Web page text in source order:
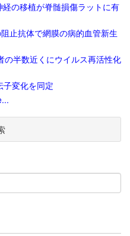
の移植が脊髄損傷ラットに有
止抗体で網膜の病的血管新生
の半数近くにウイルス再活性化
子変化を同定